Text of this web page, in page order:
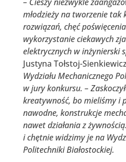
młodzieży na tworzenie tak
rozwiązań, chęć
wykorzystanie ciekawych
elektrycznych w inżynierski
Justyna Tołstoj-
Wydziału Mechanicznego
w jury konkursu. –
kreatywność, bo mieliśmy i
nawodne, konstrukcje
nawet działania z
i chętnie widzimy je na
Politechniki Białostockiej.